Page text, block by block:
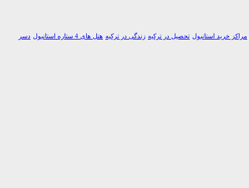
مراکز خرید استانبول تحصیل در ترکیه زندگی در ترکیه هتل های 4 ستاره استانبول
دسر